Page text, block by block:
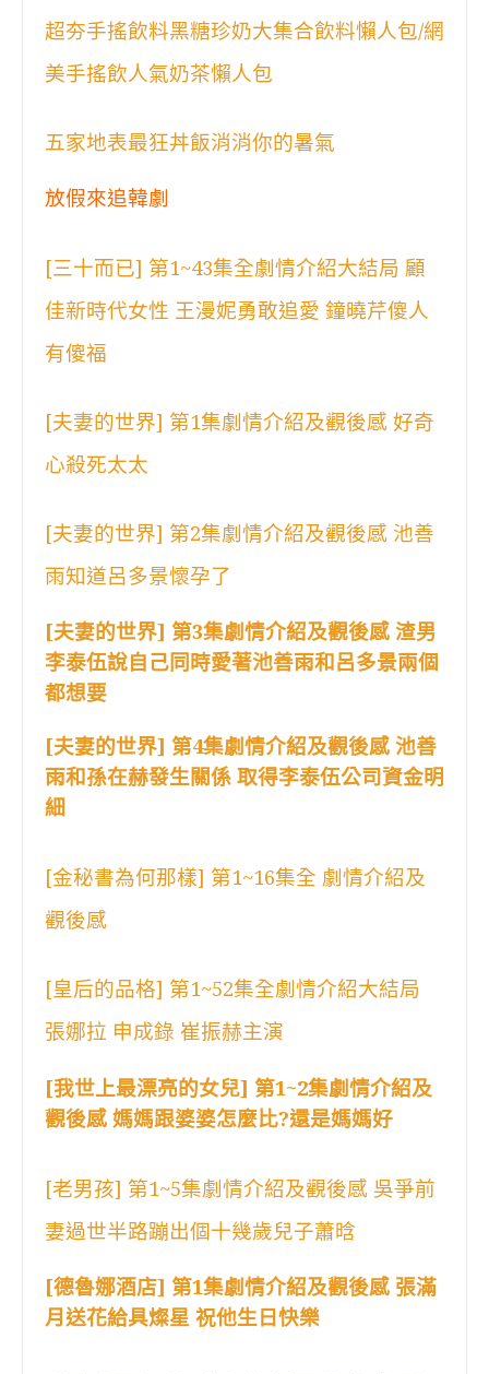
超夯手搖飲料黑糖珍奶大集合飲料懶人包/網
美手搖飲人氣奶茶懶人包
五家地表最狂丼飯消消你的暑氣
放假來追韓劇
[三十而已] 第1~43集全劇情介紹大結局 顧
佳新時代女性 王漫妮勇敢追愛 鐘曉芹傻人
有傻福
[夫妻的世界] 第1集劇情介紹及觀後感 好奇
心殺死太太
[夫妻的世界] 第2集劇情介紹及觀後感 池善
雨知道呂多景懷孕了
[夫妻的世界] 第3集劇情介紹及觀後感 渣男
李泰伍說自己同時愛著池善雨和呂多景兩個
都想要
[夫妻的世界] 第4集劇情介紹及觀後感 池善
雨和孫在赫發生關係 取得李泰伍公司資金明
細
[金秘書為何那樣] 第1~16集全 劇情介紹及
觀後感
[皇后的品格] 第1~52集全劇情介紹大結局
張娜拉 申成錄 崔振赫主演
[我世上最漂亮的女兒] 第1~2集劇情介紹及
觀後感 媽媽跟婆婆怎麼比?還是媽媽好
[老男孩] 第1~5集劇情介紹及觀後感 吳爭前
妻過世半路蹦出個十幾歲兒子蕭晗
[德魯娜酒店] 第1集劇情介紹及觀後感 張滿
月送花給具燦星 祝他生日快樂